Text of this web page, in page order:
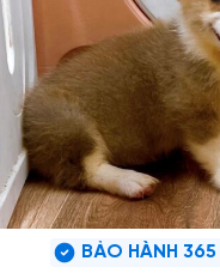
BẢO HÀNH 365